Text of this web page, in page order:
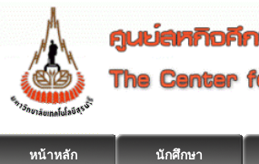
หน้าหลัก นักศึกษา